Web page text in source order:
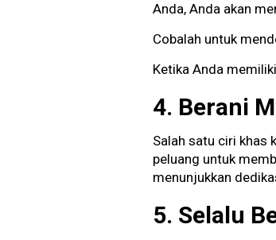
Anda, Anda akan
Cobalah untuk
Ketika Anda
4. Berani
Salah satu ciri khas
peluang untuk
menunjukkan
5. Selalu